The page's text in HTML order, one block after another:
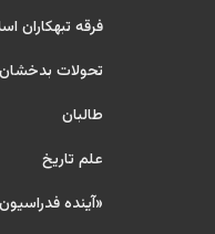
فرقه تبهکاران
تحولات
طالبان
علم تاریخ
«آینده